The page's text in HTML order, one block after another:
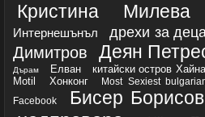
Кристина Милева
Интернешънъл
дрехи за
Димитров
Деян
Дърам
Елван китайски остров
Motil
Хонконг
Most Sexiest
Facebook
Бисер Борисов